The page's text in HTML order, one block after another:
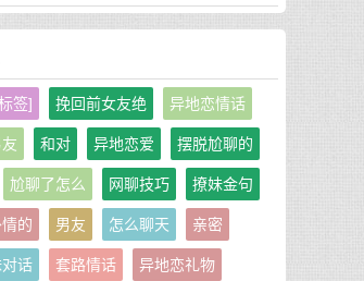
签] 挽回前女友绝 异地恋情话
和对 异地恋爱 摆脱尬聊的
尬聊了怎么 网聊技巧 撩妹金句
的 男友 怎么聊天 亲密
话 套路情话 异地恋礼物